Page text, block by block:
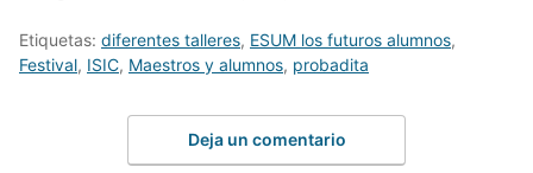
Etiquetas: diferentes talleres, ESUM los futuros alumnos,
Festival, ISIC, Maestros y alumnos, probadita
Deja un comentario